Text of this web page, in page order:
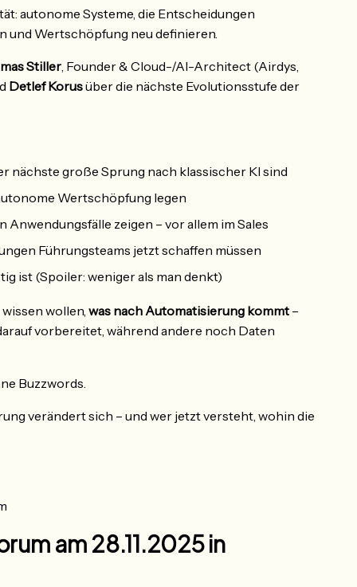
autonome Systeme, die Entscheidungen
und Wertschöpfung neu definieren.
Stiller, Founder & Cloud-/AI-Architect (Airdys,
Detlef Korusüber die nächste Evolutionsstufe der
nächste große Sprung nach klassischer KI sind
Wertschöpfung legen
zeigen – vor allem im Sales
Führungsteams jetzt schaffen müssen
ist (Spoiler: weniger als man denkt)
wissen wollen,was nach Automatisierung kommt –
vorbereitet, während andere noch Daten
Buzzwords.
verändert sich – und wer jetzt versteht, wohin die
am 28.11.2025 in